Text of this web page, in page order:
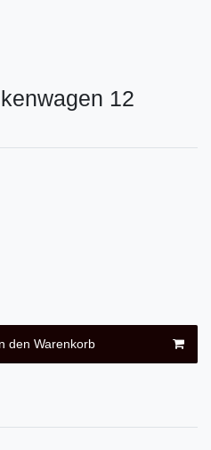
12
den Warenkorb